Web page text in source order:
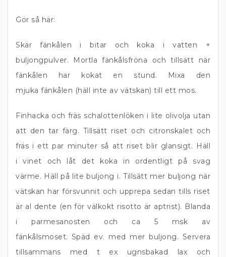
Gör så här:
Skär fänkålen i bitar och koka i vatten +
buljongpulver. Mortla fänkålsfröna och tillsätt när
fänkålen har kokat en stund. Mixa den
mjuka fänkålen (häll inte av vätskan) till ett mos.
Finhacka och fräs schalottenlöken i lite olivolja utan
att den tar färg. Tillsätt riset och citronskalet och
fräs i ett par minuter så att riset blir glansigt. Häll
i vinet och låt det koka in ordentligt på svag
värme. Häll på lite buljong i. Tillsätt mer buljong när
vätskan har försvunnit och upprepa sedan tills riset
är al dente (en för välkokt risotto är aptrist). Blanda
i parmesanosten och ca 5 msk av
fänkålsmoset. Späd ev. med mer buljong. Servera
tillsammans med t ex ugnsbakad lax och